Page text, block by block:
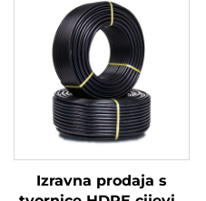
Izravna prodaja s